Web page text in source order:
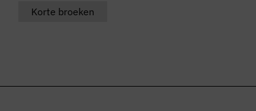
Korte broeken